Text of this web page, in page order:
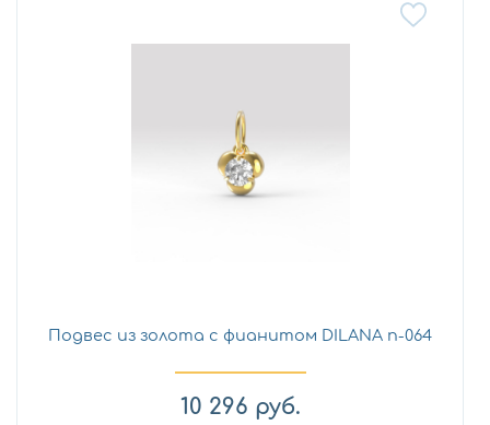
Подвес из золота с фианитом DILANA п-064
10 296 руб.